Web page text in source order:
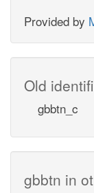
Provided by
Old
gbbtn_c
gbbtn in